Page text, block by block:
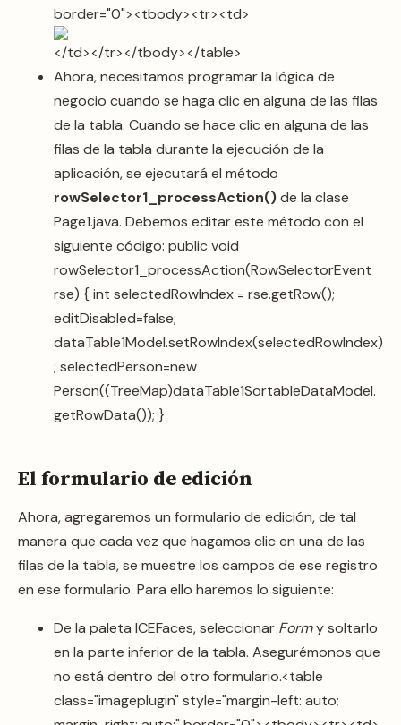
border="0"><tbody><tr><td>
</td></tr></tbody></table>
Ahora, necesitamos programar la lógica de
negocio cuando se haga clic en alguna de las filas
de la tabla. Cuando se hace clic en alguna de las
filas de la tabla durante la ejecución de la
aplicación, se ejecutará el método
rowSelector1_processAction()de la clase
Page1.java. Debemos editar este método con el
siguiente código: public void
rowSelector1_processAction(RowSelectorEvent
rse) { int selectedRowIndex = rse.getRow();
editDisabled=false;
dataTable1Model.setRowIndex(selectedRowIndex)
; selectedPerson=new
Person((TreeMap)dataTable1SortableDataModel.
getRowData()); }
El formulario de edición
Ahora, agregaremos un formulario de edición, de tal
manera que cada vez que hagamos clic en una de las
filas de la tabla, se muestre los campos de ese registro
en ese formulario. Para ello haremos lo siguiente:
De la paleta ICEFaces, seleccionar Formy soltarlo
en la parte inferior de la tabla. Asegurémonos que
no está dentro del otro formulario.<table
class="imageplugin" style="margin-left: auto;